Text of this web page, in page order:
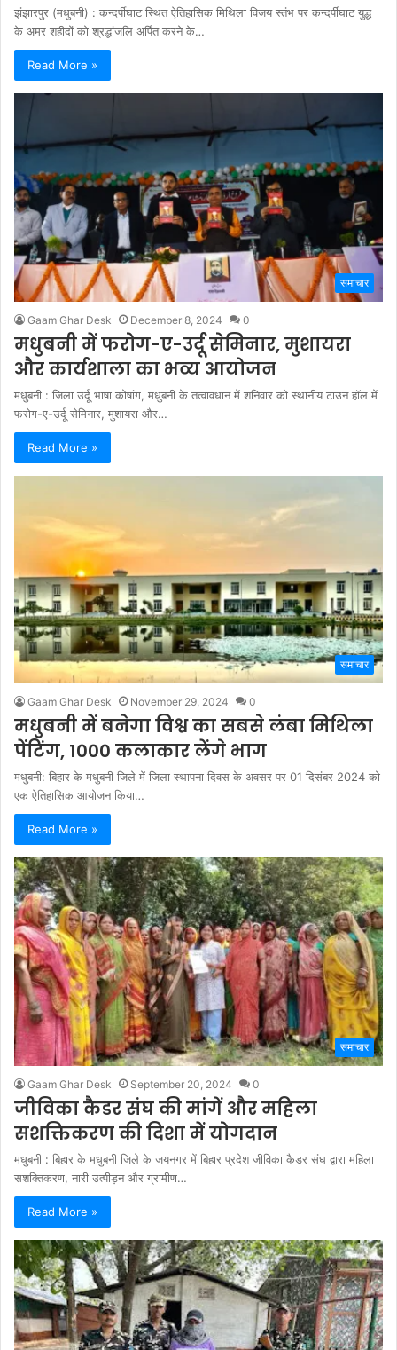
झंझारपुर (मधुबनी) : कन्दर्पीघाट स्थित ऐतिहासिक मिथिला विजय स्तंभ पर कन्दर्पीघाट युद्ध
के अमर शहीदों को श्रद्धांजलि अर्पित करने के…
Read More »
समाचार
Gaam Ghar Desk December 8, 2024 0
मधुबनी में फरोग-ए-उर्दू सेमिनार, मुशायरा
और कार्यशाला का भव्य आयोजन
मधुबनी : जिला उर्दू भाषा कोषांग, मधुबनी के तत्वावधान में शनिवार को स्थानीय टाउन हॉल में
फरोग-ए-उर्दू सेमिनार, मुशायरा और…
Read More »
समाचार
Gaam Ghar Desk November 29, 2024 0
मधुबनी में बनेगा विश्व का सबसे लंबा मिथिला
पेंटिंग, 1000 कलाकार लेंगे भाग
मधुबनी: बिहार के मधुबनी जिले में जिला स्थापना दिवस के अवसर पर 01 दिसंबर 2024 को
एक ऐतिहासिक आयोजन किया…
Read More »
समाचार
Gaam Ghar Desk September 20, 2024 0
जीविका कैडर संघ की मांगें और महिला
सशक्तिकरण की दिशा में योगदान
मधुबनी : बिहार के मधुबनी जिले के जयनगर में बिहार प्रदेश जीविका कैडर संघ द्वारा महिला
सशक्तिकरण, नारी उत्पीड़न और ग्रामीण…
Read More »